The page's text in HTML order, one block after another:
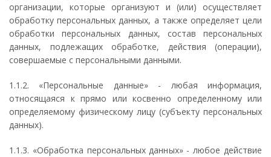
организации, которые организуют и (или) осуществляет
обработку персональных данных, а также определяет цели
обработки персональных данных, состав персональных
данных, подлежащих обработке, действия (операции),
совершаемые с персональными данными.
1.1.2. «Персональные данные» - любая информация,
относящаяся к прямо или косвенно определенному или
определяемому физическому лицу (субъекту персональных
данных).
1.1.3. «Обработка персональных данных» - любое действие